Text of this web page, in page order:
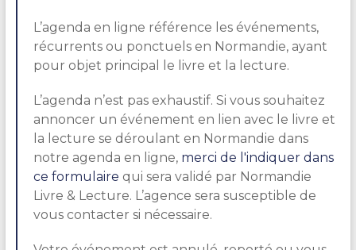
L’agenda en ligne référence les événements,
récurrents ou ponctuels en Normandie, ayant
pour objet principal le livre et la lecture.
L’agenda n’est pas exhaustif. Si vous souhaitez
annoncer un événement en lien avec le livre et
la lecture se déroulant en Normandie dans
notre agenda en ligne, merci de l'indiquer dans
ce formulaire qui sera validé par Normandie
Livre & Lecture. L’agence sera susceptible de
vous contacter si nécessaire.